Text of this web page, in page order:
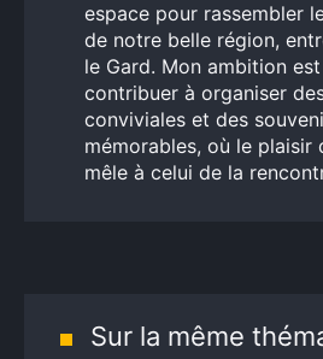
espace pour rassembler
de notre belle région,
le Gard. Mon ambition
contribuer à organiser
conviviales et des
mémorables, où le plaisir
mêle à celui de la
Sur la même